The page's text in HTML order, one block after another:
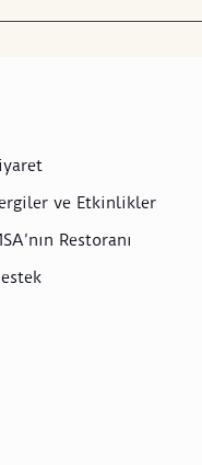
ve Etkinlikler
Restoranı